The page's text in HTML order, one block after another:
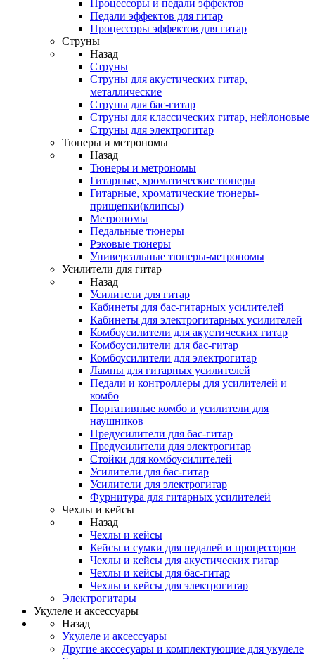
Процессоры и педали эффектов
Педали эффектов для гитар
Процессоры эффектов для гитар
Струны
Назад
Струны
Струны для акустических гитар,
металлические
Струны для бас-гитар
Струны для классических гитар, нейлоновые
Струны для электрогитар
Тюнеры и метрономы
Назад
Тюнеры и метрономы
Гитарные, хроматические тюнеры
Гитарные, хроматические тюнеры-
прищепки(клипсы)
Метрономы
Педальные тюнеры
Рэковые тюнеры
Универсальные тюнеры-метрономы
Усилители для гитар
Назад
Усилители для гитар
Кабинеты для бас-гитарных усилителей
Кабинеты для электрогитарных усилителей
Комбоусилители для акустических гитар
Комбоусилители для бас-гитар
Комбоусилители для электрогитар
Лампы для гитарных усилителей
Педали и контроллеры для усилителей и
комбо
Портативные комбо и усилители для
наушников
Предусилители для бас-гитар
Предусилители для электрогитар
Стойки для комбоусилителей
Усилители для бас-гитар
Усилители для электрогитар
Фурнитура для гитарных усилителей
Чехлы и кейсы
Назад
Чехлы и кейсы
Кейсы и сумки для педалей и процессоров
Чехлы и кейсы для акустических гитар
Чехлы и кейсы для бас-гитар
Чехлы и кейсы для электрогитар
Электрогитары
Укулеле и аксессуары
Назад
Укулеле и аксессуары
Другие акссесуары и комплектующие для укулеле